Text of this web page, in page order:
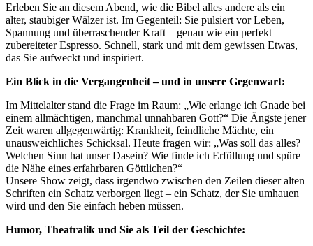
Erleben Sie an diesem Abend, wie die Bibel alles andere als ein
alter, staubiger Wälzer ist. Im Gegenteil: Sie pulsiert vor Leben,
Spannung und überraschender Kraft – genau wie ein perfekt
zubereiteter Espresso. Schnell, stark und mit dem gewissen Etwas,
das Sie aufweckt und inspiriert.
Ein Blick in die Vergangenheit – und in unsere Gegenwart:
Im Mittelalter stand die Frage im Raum: „Wie erlange ich Gnade bei
einem allmächtigen, manchmal unnahbaren Gott?“ Die Ängste jener
Zeit waren allgegenwärtig: Krankheit, feindliche Mächte, ein
unausweichliches Schicksal. Heute fragen wir: „Was soll das alles?
Welchen Sinn hat unser Dasein? Wie finde ich Erfüllung und spüre
die Nähe eines erfahrbaren Göttlichen?“
Unsere Show zeigt, dass irgendwo zwischen den Zeilen dieser alten
Schriften ein Schatz verborgen liegt – ein Schatz, der Sie umhauen
wird und den Sie einfach heben müssen.
Humor, Theatralik und Sie als Teil der Geschichte: